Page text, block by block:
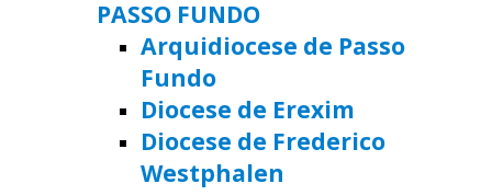
PASSO FUNDO
Arquidiocese de Passo
Fundo
Diocese de Erexim
Diocese de Frederico
Westphalen